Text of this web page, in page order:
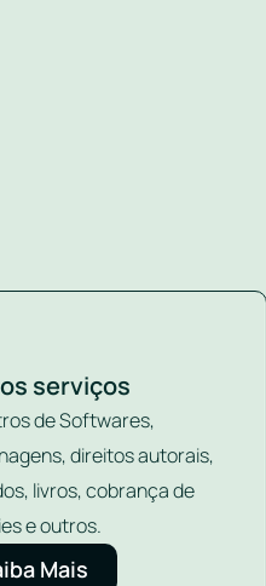
serviços
de Softwares,
direitos autorais,
livros, cobrança de
e outros.
Mais